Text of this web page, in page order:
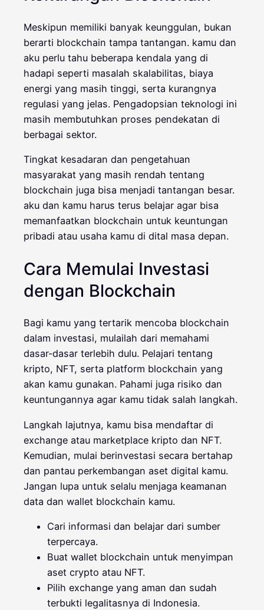
Meskipun memiliki banyak keunggulan, bukan
berarti blockchain tampa tantangan. kamu dan
aku perlu tahu beberapa kendala yang di
hadapi seperti masalah skalabilitas, biaya
energi yang masih tinggi, serta kurangnya
regulasi yang jelas. Pengadopsian teknologi ini
masih membutuhkan proses pendekatan di
berbagai sektor.
Tingkat kesadaran dan pengetahuan
masyarakat yang masih rendah tentang
blockchain juga bisa menjadi tantangan besar.
aku dan kamu harus terus belajar agar bisa
memanfaatkan blockchain untuk keuntungan
pribadi atau usaha kamu di dital masa depan.
Cara Memulai Investasi
dengan Blockchain
Bagi kamu yang tertarik mencoba blockchain
dalam investasi, mulailah dari memahami
dasar-dasar terlebih dulu. Pelajari tentang
kripto, NFT, serta platform blockchain yang
akan kamu gunakan. Pahami juga risiko dan
keuntungannya agar kamu tidak salah langkah.
Langkah lajutnya, kamu bisa mendaftar di
exchange atau marketplace kripto dan NFT.
Kemudian, mulai berinvestasi secara bertahap
dan pantau perkembangan aset digital kamu.
Jangan lupa untuk selalu menjaga keamanan
data dan wallet blockchain kamu.
Cari informasi dan belajar dari sumber
terpercaya.
Buat wallet blockchain untuk menyimpan
aset crypto atau NFT.
Pilih exchange yang aman dan sudah
terbukti legalitasnya di Indonesia.